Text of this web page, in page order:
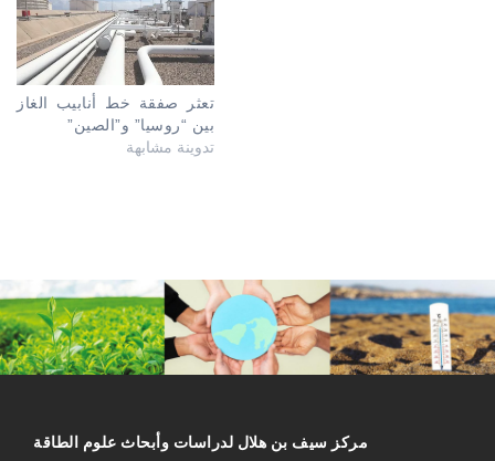
تعثر صفقة خط أنابيب الغاز
بين “روسيا” و”الصين”
تدوينة مشابهة
مركز سیف بن هلال لدراسات وأبحاث علوم الطاقة